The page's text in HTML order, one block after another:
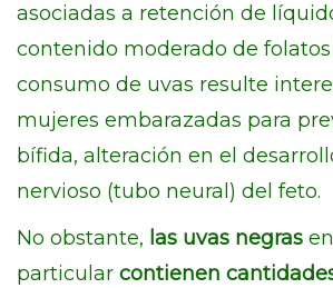
asociadas a retención de
contenido moderado de folatos
consumo de uvas resulte
mujeres embarazadas para
bífida, alteración en el
nervioso (tubo neural) del feto.
No obstante, las uvas negras en
particular contienen